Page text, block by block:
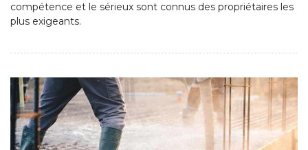
compétence et le sérieux sont connus des propriétaires les
plus exigeants.